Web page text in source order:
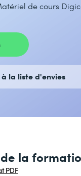
de cours
la liste d'envies
la
PDF